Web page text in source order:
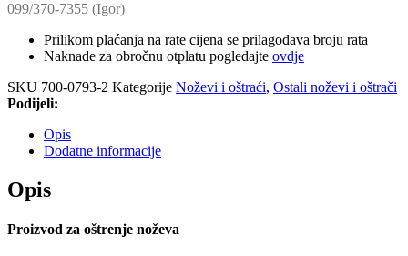
099/370-7355 (Igor)
Prilikom plaćanja na rate cijena se prilagođava broju rata
Naknade za obročnu otplatu pogledajte ovdje
SKU 700-0793-2 Kategorije Noževi i oštraći, Ostali noževi i oštrači
Podijeli:
Opis
Dodatne informacije
Opis
Proizvod za oštrenje noževa